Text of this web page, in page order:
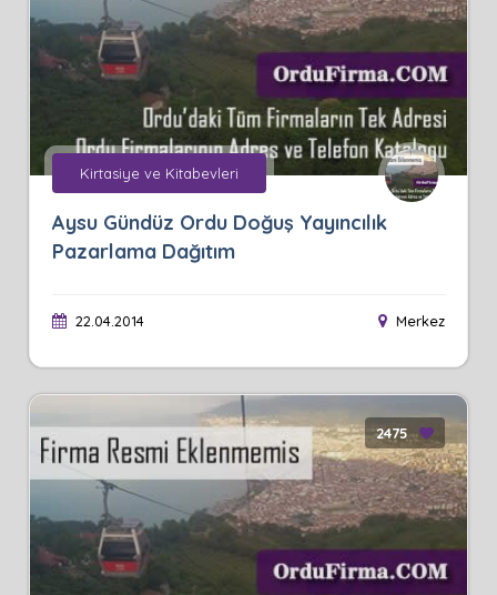
Kirtasiye ve Kitabevleri
Aysu Gündüz Ordu Doğuş Yayıncılık
Pazarlama Dağıtım
22.04.2014 Merkez
2475